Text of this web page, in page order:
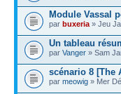
Module Vassal
par buxeria » Jeu
Un tableau
par Vanger » Sam
scénario 8 [The
par meowig » Mer